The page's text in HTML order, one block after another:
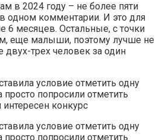
в 2024 году – не более пяти
одном комментарии. И это для
6 месяцев. Остальные, с точки
еще малыши, поэтому лучше не
двух-трех человек за один
условие отметить одну
просто попросили отметить
конкурс
условие отметить одну
просто попросили отметить